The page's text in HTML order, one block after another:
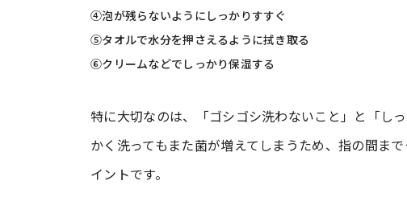
④泡が残らないようにしっかりすすぐ
⑤タオルで水分を押さえるように拭き取る
⑥クリームなどでしっかり保湿する
特に大切なのは、「ゴシゴシ洗わないこと」と「し
かく洗ってもまた菌が増えてしまうため、指の間ま
イントです。